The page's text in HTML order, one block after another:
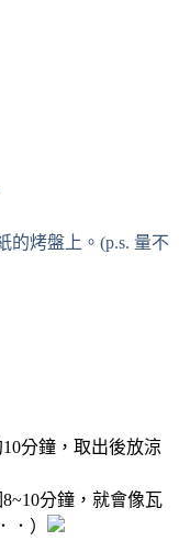
的烤盤上。(p.s. 量不
分鐘，取出後放涼
分鐘，就會像瓦
．）